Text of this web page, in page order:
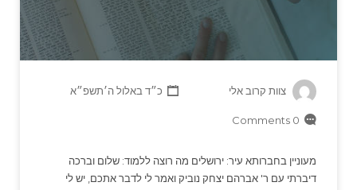
צוות קרוב אלי כ״ד באלול ה׳תשפ״א
0 Comments
מעוניין בחברותא עיר: ירושלים מה רוצה ללמוד: שלום וברכה
דיברתי עם ר' אברהם יצחק נוביק ואמר לי לדבר אתכם, יש לי